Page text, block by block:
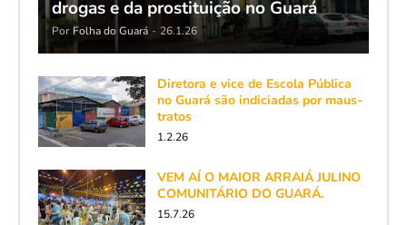
drogas e da prostituição no Guará
Por Folha do Guará - 26.1.26
Diretora e vice de Escola Pública
no Guará são indiciadas por maus-
tratos
1.2.26
VEM AÍ O MAIOR ARRAIÁ JULINO
COMUNITÁRIO DO GUARÁ.
15.7.26